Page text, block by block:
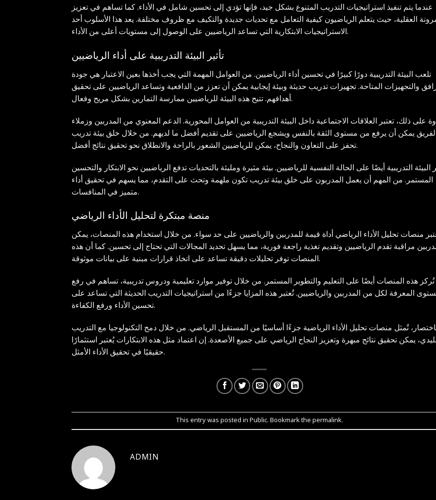
عندما يتم تنفيذ استراتيجيات التدريب المتنوع بشكل جيد، فإنها تؤدي إلى تحسين شامل في الأداء. كما تساهم في تعزيز
العقلية، حيث يتعلم الرياضيون كيفية التعامل مع تحديات جديدة والتكيف مع ظروف مختلفة. يعد هذا الأسلوب أحد
الاستراتيجيات الابتكارية التي تساعد الرياضيين على الوصول إلى مستويات أعلى من الأداء.
تأثير البيئة التدريبية على أداء الرياضيين
تلعب البيئة التدريبية دورًا كبيرًا في تحسين أداء الرياضيين. من العوامل المهمة التي يجب أخذها بعين الاعتبار هي جودة
والتجهيزات المتاحة. تجهيزات تدريب حديثة وبيئة إيجابية يمكن أن تعزز من الدافعية وتساعد الرياضيين على تحقيق
أهدافهم. تتيح هذه البيئة للرياضيين ممارسة التمارين بشكل مريح وفعال.
على ذلك، تعتبر العلاقات الاجتماعية داخل البيئة التدريبية من العوامل المحورية. الدعم المعنوي من المدربين وزملاء
يمكن أن يرفع من مستوى الثقة بالنفس ويشجع الرياضيين على تقديم أفضل ما لديهم. من خلال خلق بيئة تدريب
تحفز على التعاون والنجاح، يمكن للرياضيين الشعور بالراحة والانطلاق نحو تحقيق نتائج أفضل.
البيئة التدريبية أيضًا على الحالة النفسية للرياضيين. بيئة مثيرة ومليئة بالتحديات تدفع الرياضيين نحو الابتكار والتحسين
المستمر. من المهم أن يعمل المدربون على خلق بيئة تدريب تكون ملهمة وتحث على التقدم، مما يسهم في تحقيق أداء
متميز في المنافسات.
منصة مبتكرة لتحليل الأداء الرياضي
منصات تحليل الأداء الرياضي أداة قيمة للمدربين والرياضيين على حد سواء. من خلال استخدام هذه المنصات، يمكن
مراقبة تقدم الرياضيين وتقديم تغذية راجعة فورية، مما يسهل تحديد المجالات التي تحتاج إلى تحسين. كما أن هذه
المنصات توفر تحليلات دقيقة تساعد على اتخاذ قرارات مبنية على بيانات موثوقة.
تُركز هذه المنصات أيضًا على التعليم والتطوير المستمر. من خلال توفير موارد تعليمية ودروس تدريبية، تساهم في رفع
المعرفة لكل من المدربين والرياضيين. تُعتبر هذه المزايا جزءًا من استراتيجيات التدريب الحديثة التي تساعد على
تحسين الأداء ورفع الكفاءة.
تُمثل منصات تحليل الأداء الرياضية جزءًا أساسيًا من المستقبل الرياضي. من خلال دمج التكنولوجيا مع التدريب
يمكن تحقيق نتائج مبهرة وتعزيز النجاح الرياضي على جميع الأصعدة. إن اعتماد مثل هذه الابتكارات يُعتبر استثمارًا
حقيقيًا في تحقيق الأداء الأمثل.
This entry was posted inPublic. Bookmark thepermalink.
ADMIN